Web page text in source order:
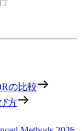
の比較
方